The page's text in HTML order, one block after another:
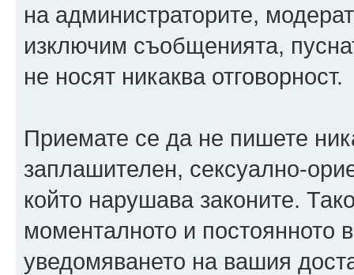
на администраторите,
изключим съобщенията,
не носят никаква отговорност.
Приемате се да не пишете
заплашителен, сексуално-
който нарушава законите.
моменталното и постоянното
уведомяването на вашия